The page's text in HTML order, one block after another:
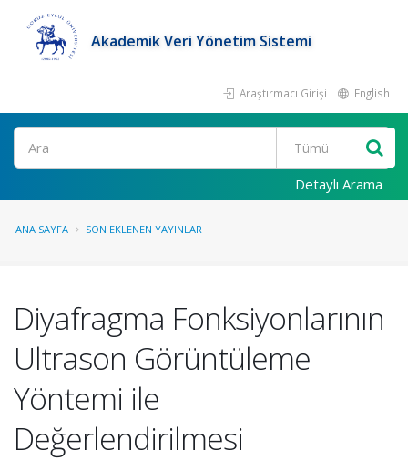
Akademik Veri Yönetim Sistemi
Araştırmacı Girişi English
Ara
Detaylı Arama
ANA SAYFA SON EKLENEN YAYINLAR
Diyafragma Fonksiyonlarının
Ultrason Görüntüleme
Yöntemi ile
Değerlendirilmesi